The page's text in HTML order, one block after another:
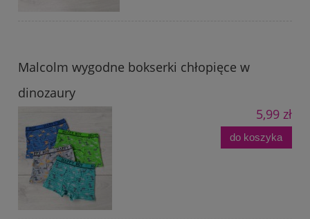
Malcolm wygodne bokserki chłopięce w
dinozaury
5,99 zł
do koszyka